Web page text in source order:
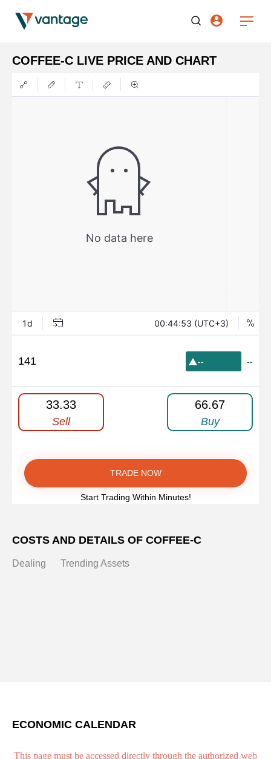
COFFEE-C LIVE PRICE AND CHART
141 -- --
33.33
Sell
66.67
Buy
TRADE NOW
Start Trading Within Minutes!
COSTS AND DETAILS OF COFFEE-C
Dealing Trending Assets
ECONOMIC CALENDAR